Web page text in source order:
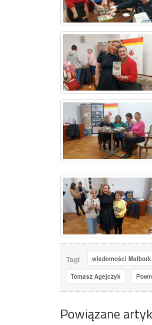
Tagi wiadomości Malbork
Tomasz Agejczyk
Powiązane